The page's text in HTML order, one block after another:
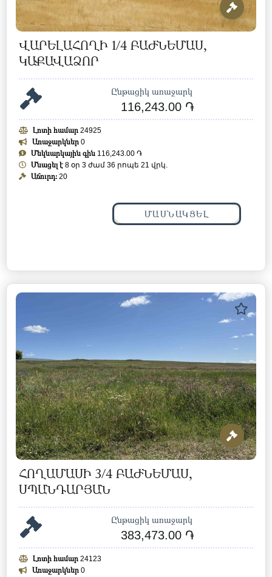
ՎԱՐԵԼԱՀՈՂԻ 1/4 ԲԱԺՆԵՄԱՍ,
ԿԱՔԱՎԱՁՈՐ
Ընթացիկ առաջարկ
116,243.00 ֏
Լոտի համար 24925
Առաջարկներ 0
Մեկնարկային գին 116,243.00 ֏
Մնացել է 8 օր 3 ժամ 36 րոպե 18 վրկ.
Աճուրդ: 20
ՄԱՍՆԱԿՑԵԼ
ՀՈՂԱՄԱՍԻ 3/4 ԲԱԺՆԵՄԱՍ,
ՍՊԱՆԴԱՐՅԱՆ
Ընթացիկ առաջարկ
383,473.00 ֏
Լոտի համար 24123
Առաջարկներ 0